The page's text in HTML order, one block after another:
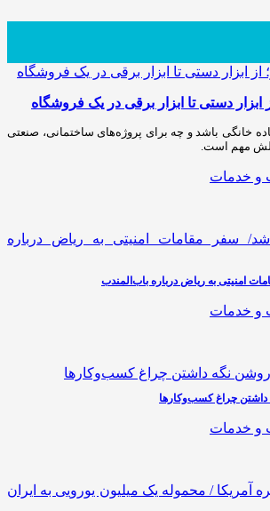
ابزار دستی تا ابزار برقی در یک فروشگاه
خانگی باشد و چه برای پروژه‌های ساختمانی، صنعتی
مهم است.
و خدمات
امنیتی به ریاض درباره باب‌المندب
و خدمات
و خدمات